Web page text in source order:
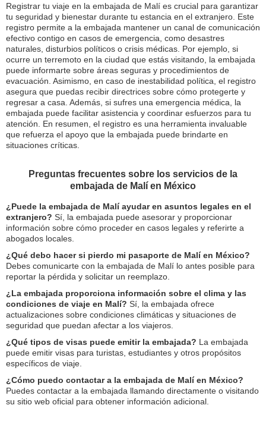
Registrar tu viaje en la embajada de Malí es crucial para garantizar
tu seguridad y bienestar durante tu estancia en el extranjero. Este
registro permite a la embajada mantener un canal de comunicación
efectivo contigo en casos de emergencia, como desastres
naturales, disturbios políticos o crisis médicas. Por ejemplo, si
ocurre un terremoto en la ciudad que estás visitando, la embajada
puede informarte sobre áreas seguras y procedimientos de
evacuación. Asimismo, en caso de inestabilidad política, el registro
asegura que puedas recibir directrices sobre cómo protegerte y
regresar a casa. Además, si sufres una emergencia médica, la
embajada puede facilitar asistencia y coordinar esfuerzos para tu
atención. En resumen, el registro es una herramienta invaluable
que refuerza el apoyo que la embajada puede brindarte en
situaciones críticas.
Preguntas frecuentes sobre los servicios de la
embajada de Malí en México
¿Puede la embajada de Malí ayudar en asuntos legales en el
extranjero? Sí, la embajada puede asesorar y proporcionar
información sobre cómo proceder en casos legales y referirte a
abogados locales.
¿Qué debo hacer si pierdo mi pasaporte de Malí en México?
Debes comunicarte con la embajada de Malí lo antes posible para
reportar la pérdida y solicitar un reemplazo.
¿La embajada proporciona información sobre el clima y las
condiciones de viaje en Malí? Sí, la embajada ofrece
actualizaciones sobre condiciones climáticas y situaciones de
seguridad que puedan afectar a los viajeros.
¿Qué tipos de visas puede emitir la embajada? La embajada
puede emitir visas para turistas, estudiantes y otros propósitos
específicos de viaje.
¿Cómo puedo contactar a la embajada de Malí en México?
Puedes contactar a la embajada llamando directamente o visitando
su sitio web oficial para obtener información adicional.